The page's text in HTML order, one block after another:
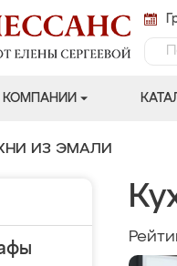
КОМПАНИИ
ИЗ ЭМАЛИ